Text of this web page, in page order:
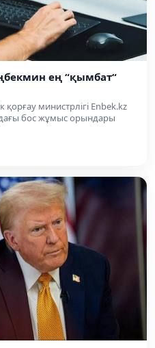
ең “қымбат“
министрлігі Enbek.kz
бос жұмыс орындары